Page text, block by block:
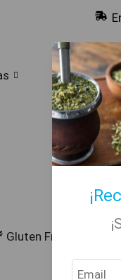
🔥
Gluten Free ✡